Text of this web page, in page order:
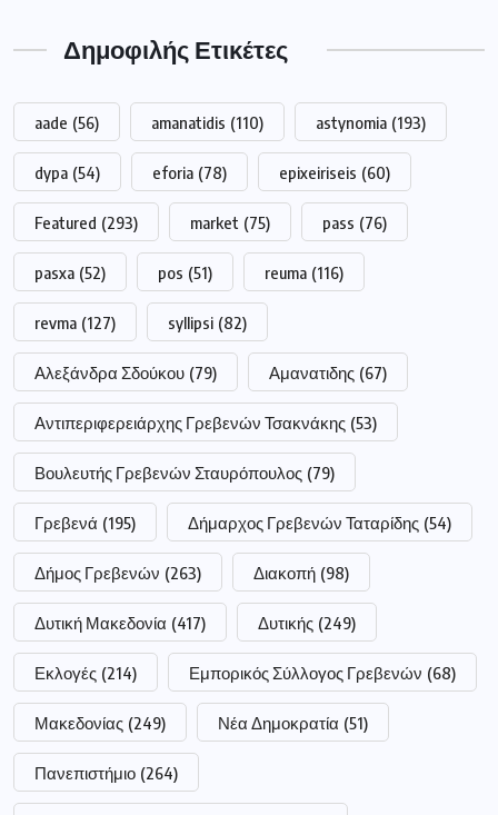
Δημοφιλής Ετικέτες
aade (56) amanatidis (110) astynomia (193)
dypa (54) eforia (78) epixeiriseis (60)
Featured (293) market (75) pass (76)
pasxa (52) pos (51) reuma (116)
revma (127) syllipsi (82)
Αλεξάνδρα Σδούκου (79) Αμανατιδης (67)
Αντιπεριφερειάρχης Γρεβενών Τσακνάκης (53)
Βουλευτής Γρεβενών Σταυρόπουλος (79)
Γρεβενά (195) Δήμαρχος Γρεβενών Ταταρίδης (54)
Δήμος Γρεβενών (263) Διακοπή (98)
Δυτική Μακεδονία (417) Δυτικής (249)
Εκλογές (214) Εμπορικός Σύλλογος Γρεβενών (68)
Μακεδονίας (249) Νέα Δημοκρατία (51)
Πανεπιστήμιο (264)